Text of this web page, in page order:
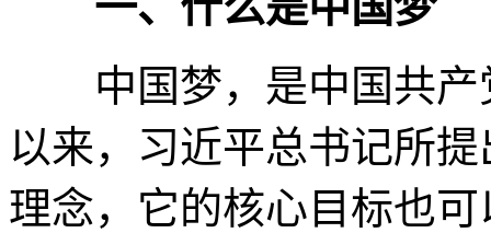
中国梦，是中国共产
以来，习近平总书记所
理念，它的核心目标也